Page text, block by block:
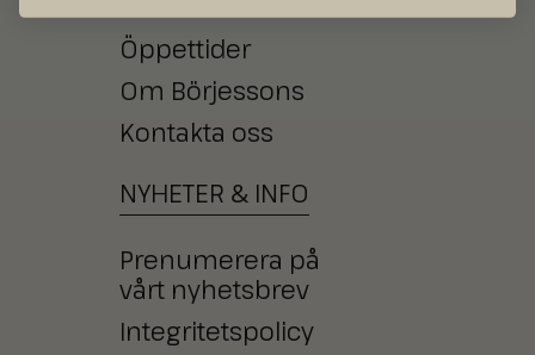
Öppettider
Om Börjessons
Kontakta oss
NYHETER & INFO
Prenumerera på
vårt nyhetsbrev
Integritetspolicy